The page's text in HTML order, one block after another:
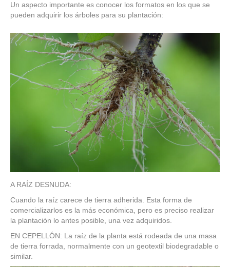
Un aspecto importante es conocer los formatos en los que se
pueden adquirir los árboles para su plantación:
A RAÍZ DESNUDA:
Cuando la raíz carece de tierra adherida. Esta forma de
comercializarlos es la más económica, pero es preciso realizar
la plantación lo antes posible, una vez adquiridos.
EN CEPELLÓN: La raíz de la planta está rodeada de una masa
de tierra forrada, normalmente con un geotextil biodegradable o
similar.